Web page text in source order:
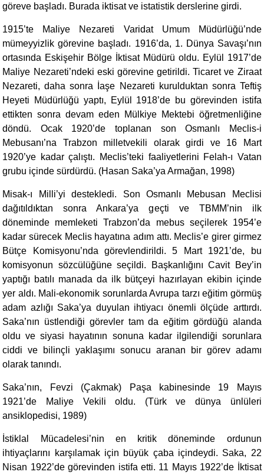
göreve başladı. Burada iktisat ve istatistik derslerine girdi.
1915’te Maliye Nezareti Varidat Umum Müdürlüğü’nde
mümeyyizlik görevine başladı. 1916’da, 1. Dünya Savaşı’nın
ortasında Eskişehir Bölge İktisat Müdürü oldu. Eylül 1917’de
Maliye Nezareti’ndeki eski görevine getirildi. Ticaret ve Ziraat
Nezareti, daha sonra İaşe Nezareti kurulduktan sonra Teftiş
Heyeti Müdürlüğü yaptı, Eylül 1918’de bu görevinden istifa
ettikten sonra devam eden Mülkiye Mektebi öğretmenliğine
döndü. Ocak 1920’de toplanan son Osmanlı Meclis-i
Mebusanı’na Trabzon milletvekili olarak girdi ve 16 Mart
1920’ye kadar çalıştı. Meclis’teki faaliyetlerini Felah-ı Vatan
grubu içinde sürdürdü. (Hasan Saka’ya Armağan, 1998)
Misak-ı Milli’yi destekledi. Son Osmanlı Mebusan Meclisi
dağıtıldıktan sonra Ankara’ya geçti ve TBMM’nin ilk
döneminde memleketi Trabzon’da mebus seçilerek 1954’e
kadar sürecek Meclis hayatına adım attı. Meclis’e girer girmez
Bütçe Komisyonu’nda görevlendirildi. 5 Mart 1921’de, bu
komisyonun sözcülüğüne seçildi. Başkanlığını Cavit Bey’in
yaptığı batılı manada da ilk bütçeyi hazırlayan ekibin içinde
yer aldı. Mali-ekonomik sorunlarda Avrupa tarzı eğitim görmüş
adam azlığı Saka’ya duyulan ihtiyacı önemli ölçüde arttırdı.
Saka’nın üstlendiği görevler tam da eğitim gördüğü alanda
oldu ve siyasi hayatının sonuna kadar ilgilendiği sorunlara
ciddi ve bilinçli yaklaşımı sonucu aranan bir görev adamı
olarak tanındı.
Saka’nın, Fevzi (Çakmak) Paşa kabinesinde 19 Mayıs
1921’de Maliye Vekili oldu. (Türk ve dünya ünlüleri
ansiklopedisi, 1989)
İstiklal Mücadelesi’nin en kritik döneminde ordunun
ihtiyaçlarını karşılamak için büyük çaba içindeydi. Saka, 22
Nisan 1922’de görevinden istifa etti. 11 Mayıs 1922’de İktisat